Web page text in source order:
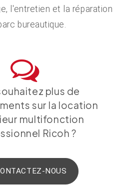
l'entretien et la réparation
bureautique.
plus de
sur la location
multifonction
Ricoh ?
NOUS